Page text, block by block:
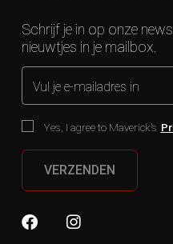
Schrijf je in op onze
nieuwtjes in je mailbox.
Vul je e-mailadres in
Yes, I agree to Maverick’s
VERZENDEN